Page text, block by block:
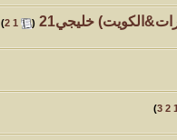
خليجي21 (
1
2
)
1
2
3
)